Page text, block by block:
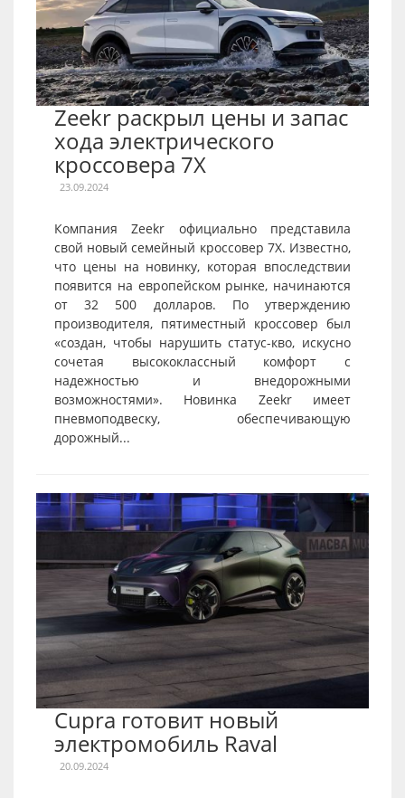
Zeekr раскрыл цены и запас
хода электрического
кроссовера 7X
23.09.2024
Компания Zeekr официально представила
свой новый семейный кроссовер 7X. Известно,
что цены на новинку, которая впоследствии
появится на европейском рынке, начинаются
от 32 500 долларов. По утверждению
производителя, пятиместный кроссовер был
«создан, чтобы нарушить статус-кво, искусно
сочетая высококлассный комфорт с
надежностью и внедорожными
возможностями». Новинка Zeekr имеет
пневмоподвеску, обеспечивающую
дорожный...
Cupra готовит новый
электромобиль Raval
20.09.2024